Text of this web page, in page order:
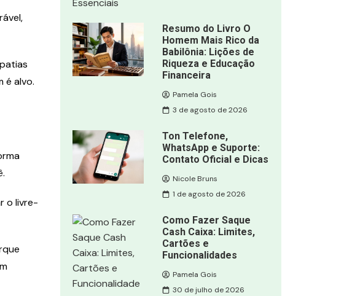
é alvo.
o livre-
Resumo do Livro O
Homem Mais Rico da
Babilônia: Lições de
Riqueza e Educação
Financeira
Pamela Gois
3 de agosto de 2026
Ton Telefone,
WhatsApp e Suporte:
Contato Oficial e Dicas
Nicole Bruns
1 de agosto de 2026
Como Fazer Saque
Cash Caixa: Limites,
Cartões e
Funcionalidades
Pamela Gois
30 de julho de 2026